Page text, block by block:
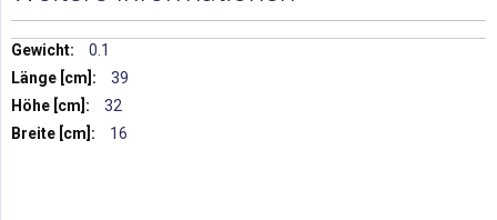
Weitere
Informationen
0.1
39
32
16